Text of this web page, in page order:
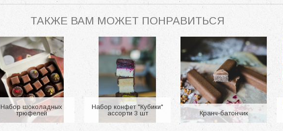
ТАКЖЕ ВАМ МОЖЕТ ПОНРАВИТЬСЯ
Набор шоколадных
трюфелей
Набор шоколадных
трюфелей
1 375 p.
1 300 p.
Набор конфет "Кубики"
ассорти 3 шт
Набор конфет
"Кубики" ассорти 3
шт
480 p.
Кранч-батончик
Кранч-батончик
105 p.